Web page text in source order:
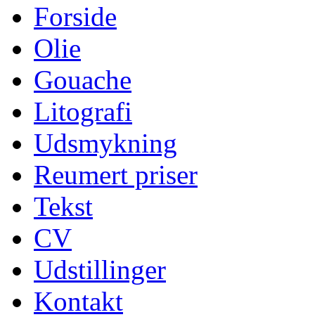
Forside
Olie
Gouache
Litografi
Udsmykning
Reumert priser
Tekst
CV
Udstillinger
Kontakt